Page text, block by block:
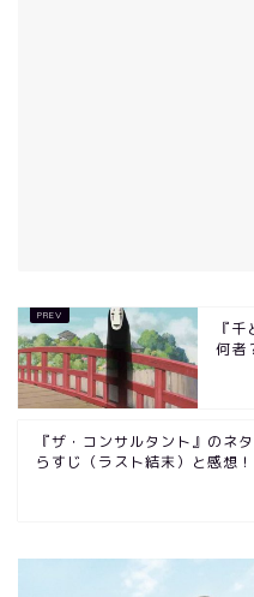
『
何者
『ザ・コンサルタント』のネ
らすじ（ラスト結末）と感想！